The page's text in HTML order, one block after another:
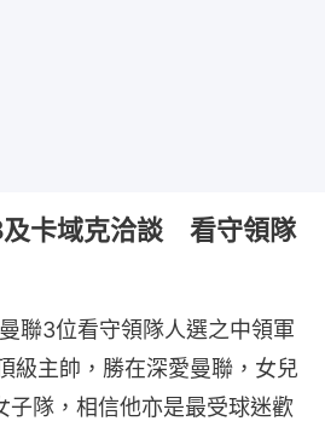
及卡域克洽談 看守領隊
聯3位看守領隊人選之中領軍
級主帥，勝在深愛曼聯，女兒
子隊，相信他亦是最受球迷歡